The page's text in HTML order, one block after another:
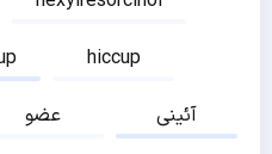
hiccup
عضو
آئینی